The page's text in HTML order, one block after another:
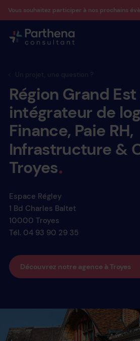
Vous souhaitez participer à nos prochains
Région Grand Est
intégrateur de
Finance, Paie RH,
Infrastructure &
Troyes
Espace Régley
1 Bd Charles Baltet
10000 Troyes
Tél. 04 93 90 29 35
Découvrez notre agence à Troyes